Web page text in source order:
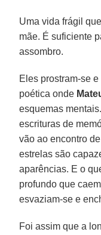
Uma vida frágil
mãe. É suficiente
assombro.
Eles prostram-se
poética onde
esquemas
escrituras de
vão ao encontro
estrelas são
aparências. E o
profundo que
esvaziam-se e
Foi assim que a